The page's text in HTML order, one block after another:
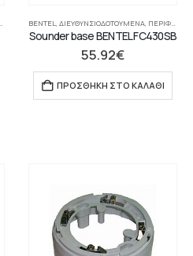
,ΣΥΣΤΉΜΑΤΑ ΠΥΡΑΝΊΧΝΕΥΣΗΣ-
BENTEL, ΔΙΕΥΘΥΝΣΙΟΔΟΤΟΎΜΕΝΑ, ΠΕΡΙΦΕΡΙΑΚΉ ΣΥΣΚΕΥΉ
Sounder base BENTEL FC430SB
55.92€
ΠΡΟΣΘΉΚΗ ΣΤΟ ΚΑΛΆΘΙ